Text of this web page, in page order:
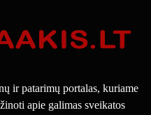
ir patarimų portalas, kuriame
apie galimas sveikatos